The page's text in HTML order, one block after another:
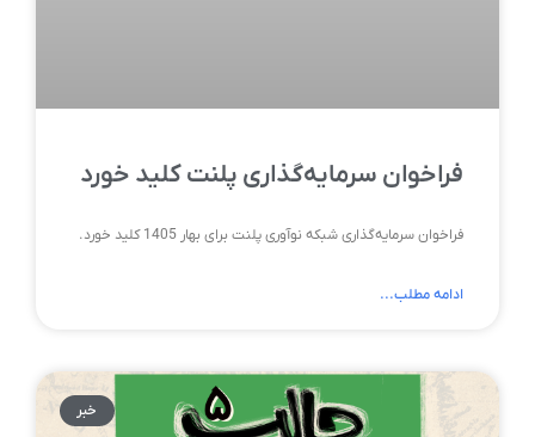
فراخوان سرمایه‌گذاری پلنت کلید خورد
فراخوان سرمایه‌گذاری شبکه نوآوری پلنت برای بهار 1405 کلید خورد.
ادامه مطلب...
خبر